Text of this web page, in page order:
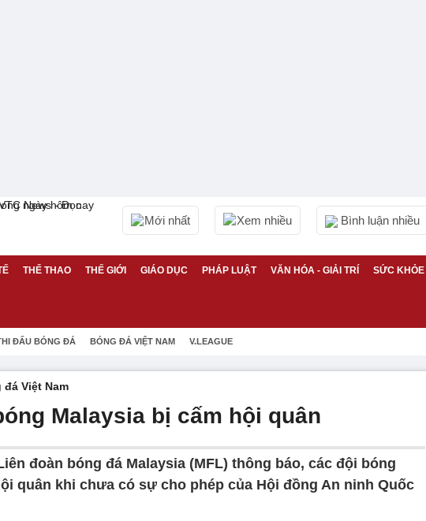
Mới nhất Xem nhiều Bình luận nhiều
THỂ THAO THẾ GIỚI GIÁO DỤC PHÁP LUẬT VĂN HÓA - GIẢI TRÍ SỨC KHỎE
ĐẤU BÓNG ĐÁ BÓNG ĐÁ VIỆT NAM V.LEAGUE
đá Việt Nam
Malaysia bị cấm hội quân
đoàn bóng đá Malaysia (MFL) thông báo, các đội bóng
quân khi chưa có sự cho phép của Hội đồng An ninh Quốc